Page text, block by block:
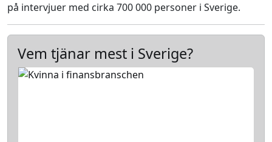
på intervjuer med cirka 700 000 personer i Sverige.
Vem tjänar mest i Sverige?